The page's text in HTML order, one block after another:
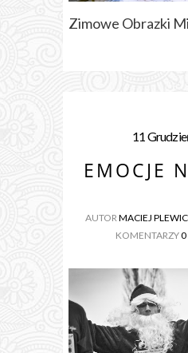
Zimowe Obrazki
11
EMOCJE
AUTOR MACIEJ
KOMENTARZY0